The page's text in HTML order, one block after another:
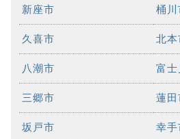
新座市 桶川
久喜市 北本
八潮市 富士
三郷市 蓮田
坂戸市 幸手